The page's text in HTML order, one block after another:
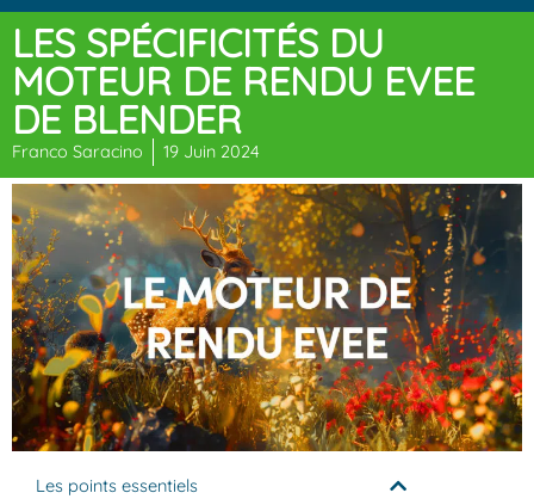
LES SPÉCIFICITÉS DU
MOTEUR DE RENDU EVEE
DE BLENDER
Franco Saracino 19 Juin 2024
Les points essentiels